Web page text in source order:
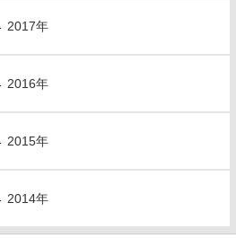
2017年
2016年
2015年
2014年